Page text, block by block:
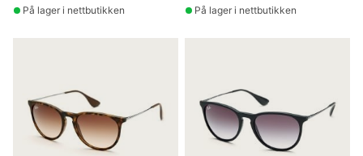
På lager i nettbutikken På lager i nettbutikken